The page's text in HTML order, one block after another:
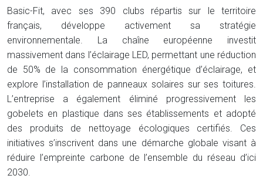
Basic-Fit, avec ses 390 clubs répartis sur le territoire
français, développe activement sa stratégie
environnementale. La chaîne européenne investit
massivement dans l’éclairage LED, permettant une réduction
de 50% de la consommation énergétique d’éclairage, et
explore l’installation de panneaux solaires sur ses toitures.
L’entreprise a également éliminé progressivement les
gobelets en plastique dans ses établissements et adopté
des produits de nettoyage écologiques certifiés. Ces
initiatives s’inscrivent dans une démarche globale visant à
réduire l’empreinte carbone de l’ensemble du réseau d’ici
2030.